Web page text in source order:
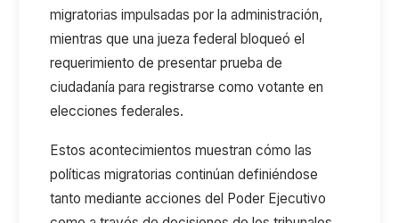
migratorias impulsadas por la administración,
mientras que una jueza federal bloqueó el
requerimiento de presentar prueba de
ciudadanía para registrarse como votante en
elecciones federales.
Estos acontecimientos muestran cómo las
políticas migratorias continúan definiéndose
tanto mediante acciones del Poder Ejecutivo